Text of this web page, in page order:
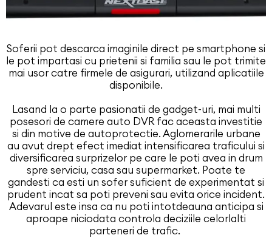
Soferii pot descarca imaginile direct pe smartphone si
le pot impartasi cu prietenii si familia sau le pot trimite
mai usor catre firmele de asigurari, utilizand aplicatiile
disponibile.
Lasand la o parte pasionatii de gadget-uri, mai multi
posesori de camere auto DVR fac aceasta investitie
si din motive de autoprotectie. Aglomerarile urbane
au avut drept efect imediat intensificarea traficului si
diversificarea surprizelor pe care le poti avea in drum
spre serviciu, casa sau supermarket. Poate te
gandesti ca esti un sofer suficient de experimentat si
prudent incat sa poti preveni sau evita orice incident.
Adevarul este insa ca nu poti intotdeauna anticipa si
aproape niciodata controla deciziile celorlalti
parteneri de trafic.